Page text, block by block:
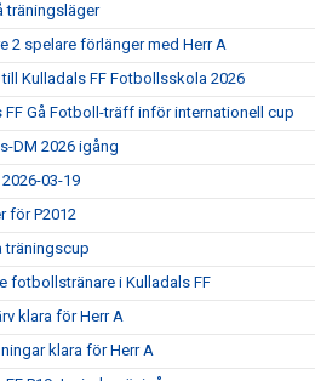
träningsläger
2 spelare förlänger med Herr A
Kulladals FF Fotbollsskola 2026
FF Gå Fotboll-träff inför internationell cup
DM 2026 igång
03-19
för P2012
träningscup
fotbollstränare i Kulladals FF
klara för Herr A
klara för Herr A